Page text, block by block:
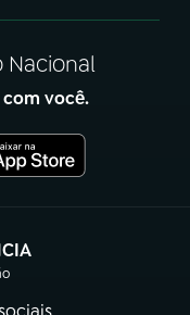
Nacional
com você.
nova aba)